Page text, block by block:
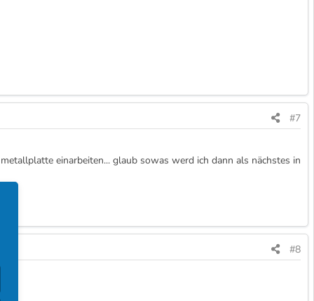
#7
einarbeiten... glaub sowas werd ich dann als nächstes in
#8